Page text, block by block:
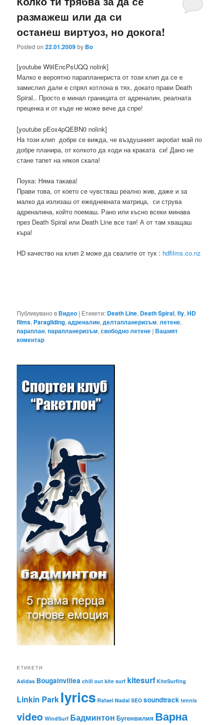
размажеш или да си
останеш виртуоз, но докога!
Posted on22.01.2009by Bo
[youtube W9IEncPsUQQ nolink]
Малко е вероятно парапланериста от този клип да се е
замислил дали е спрял котлона в тях, докато прави Death
Spiral.. Просто е минал границата от адреналин, реалната
преценка и от къде не може вече да спре!
[youtube pEox4pQEBN0 nolink]
На този клип добре се вижда, че въздушният акробат май по
добре планира, от колкото да ходи на краката си! Дано не
стане тапет на някоя скала!
Поука: Няма такава!
Прави това, от което се чувстваш реално жив, даже и за
малко да излизаш от ежедневната матрица, си струва
адреналина, който поемаш. Рано или късно всеки минава
през Death Spiral или Death Line все тая! А от там хващаш
къра!
HD качество на клип 2 може да свалите от тук : hdfilms.co.nz
Публикувано вВидео | Етикети: Death Line, Death Spiral,fly,HD
films, Paragliding,адреналин,делтапланеризъм,летене,
параплан,парапланеризъм,свободно летене |Вашият
коментар
ЕТИКЕТИ
Adidas Bougainvillea chill out kite surf kitesurf KiteSurfing
Linkin Parklyrics Rafael Nadal SEO soundtrack tennis
video WindSurf Бадминтон Бугенвилия Варна